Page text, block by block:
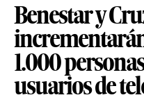
Benestar y
1.000
usuarios de